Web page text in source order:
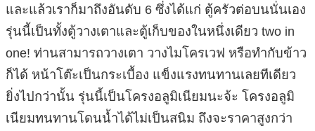
และแล้วเราก็มาถึงอันดับ 6 ซึ่งได้แก่ ตู้ครัวต่อบนนั่นเอง
รุ่นนี้เป็นทั้งตู้วางเตาและตู้เก็บของในหนึ่งเดียว two in
one! ท่านสามารถวางเตา วางไมโครเวฟ หรือทำกับข้าว
ก็ได้ หน้าโต๊ะเป็นกระเบื้อง แข็งแรงทนทานเลยทีเดียว
ยิ่งไปกว่านั้น รุ่นนี้เป็นโครงอลูมิเนียมนะจ้ะ โครงอลูมิ
เนียมทนทานโดนน้ำได้ไม่เป็นสนิม ถึงจะราคาสูงกว่า